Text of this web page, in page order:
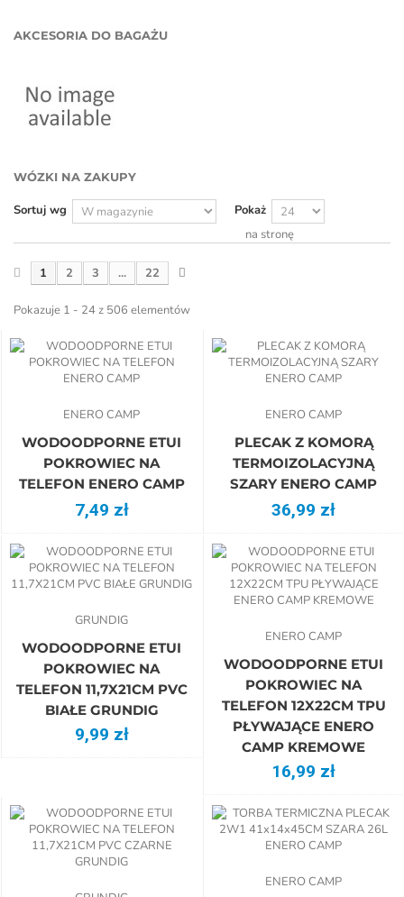
AKCESORIA DO BAGAŻU
WÓZKI NA ZAKUPY
Sortuj wg
Pokaż
na stronę
1 2 3 ... 22
Pokazuje 1 - 24 z 506 elementów
ENERO CAMP
WODOODPORNE ETUI
POKROWIEC NA
TELEFON ENERO CAMP
7,49 zł
ENERO CAMP
PLECAK Z KOMORĄ
TERMOIZOLACYJNĄ
SZARY ENERO CAMP
36,99 zł
GRUNDIG
WODOODPORNE ETUI
POKROWIEC NA
TELEFON 11,7X21CM PVC
BIAŁE GRUNDIG
9,99 zł
ENERO CAMP
WODOODPORNE ETUI
POKROWIEC NA
TELEFON 12X22CM TPU
PŁYWAJĄCE ENERO
CAMP KREMOWE
16,99 zł
ENERO CAMP